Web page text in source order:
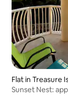
Flat in Treasure
Sunset Nest: